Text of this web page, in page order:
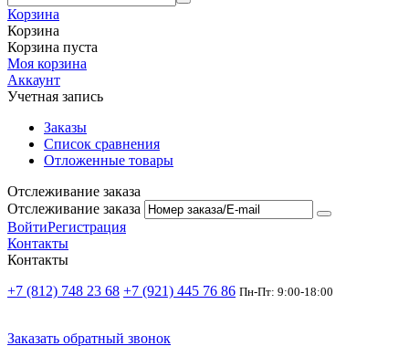
Корзина
Корзина
Корзина пуста
Моя корзина
Аккаунт
Учетная запись
Заказы
Список сравнения
Отложенные товары
Отслеживание заказа
Отслеживание заказа
ВойтиРегистрация
Контакты
Контакты
+7 (812) 748 23 68 +7 (921) 445 76 86 Пн-Пт: 9:00-18:00
Заказать обратный звонок